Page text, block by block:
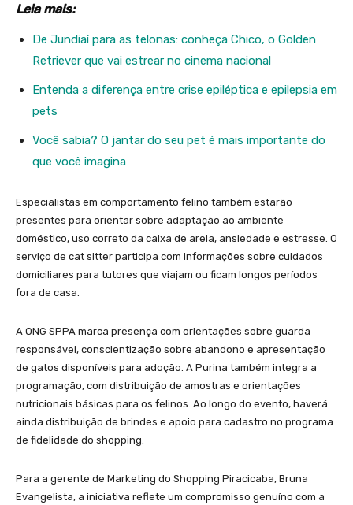
Leia mais:
De Jundiaí para as telonas: conheça Chico, o Golden
Retriever que vai estrear no cinema nacional
Entenda a diferença entre crise epiléptica e epilepsia em
pets
Você sabia? O jantar do seu pet é mais importante do
que você imagina
Especialistas em comportamento felino também estarão
presentes para orientar sobre adaptação ao ambiente
doméstico, uso correto da caixa de areia, ansiedade e estresse. O
serviço de cat sitter participa com informações sobre cuidados
domiciliares para tutores que viajam ou ficam longos períodos
fora de casa.
A ONG SPPA marca presença com orientações sobre guarda
responsável, conscientização sobre abandono e apresentação
de gatos disponíveis para adoção. A Purina também integra a
programação, com distribuição de amostras e orientações
nutricionais básicas para os felinos. Ao longo do evento, haverá
ainda distribuição de brindes e apoio para cadastro no programa
de fidelidade do shopping.
Para a gerente de Marketing do Shopping Piracicaba, Bruna
Evangelista, a iniciativa reflete um compromisso genuíno com a